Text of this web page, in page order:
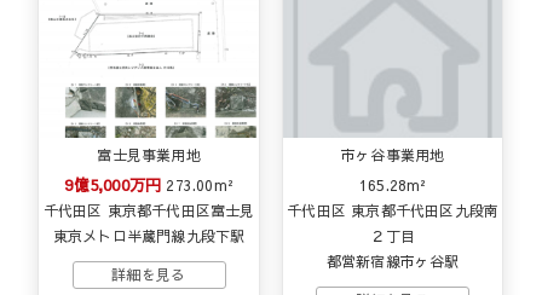
富士見事業用地
9億5,000万円 273.00m²
千代田区 東京都千代田区富士見
東京メトロ半蔵門線九段下駅
市ヶ谷事業用地
165.28m²
千代田区 東京都千代田区九段南
２丁目
都営新宿線市ヶ谷駅